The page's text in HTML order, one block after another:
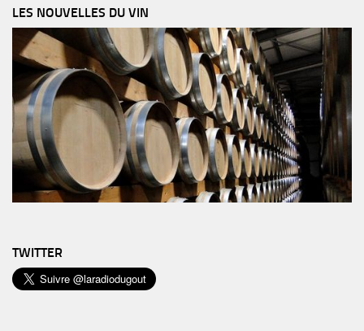
LES NOUVELLES DU VIN
TWITTER